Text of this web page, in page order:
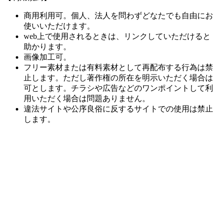
商用利用可。個人、法人を問わずどなたでも自由にお
使いいただけます。
web上で使用されるときは、リンクしていただけると
助かります。
画像加工可。
フリー素材または有料素材として再配布する行為は禁
止します。ただし著作権の所在を明示いただく場合は
可とします。チラシや広告などのワンポイントして利
用いただく場合は問題ありません。
違法サイトや公序良俗に反するサイトでの使用は禁止
します。